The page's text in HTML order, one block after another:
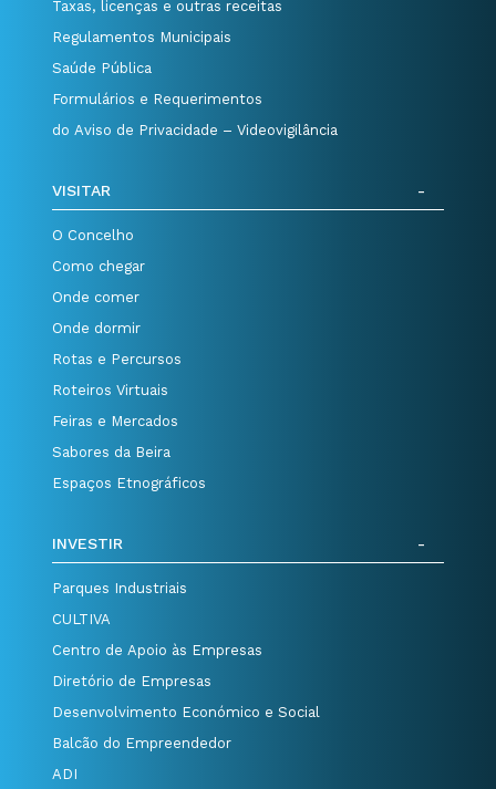
Taxas, licenças e outras receitas
Regulamentos Municipais
Saúde Pública
Formulários e Requerimentos
do Aviso de Privacidade – Videovigilância
VISITAR
O Concelho
Como chegar
Onde comer
Onde dormir
Rotas e Percursos
Roteiros Virtuais
Feiras e Mercados
Sabores da Beira
Espaços Etnográficos
INVESTIR
Parques Industriais
CULTIVA
Centro de Apoio às Empresas
Diretório de Empresas
Desenvolvimento Económico e Social
Balcão do Empreendedor
ADI